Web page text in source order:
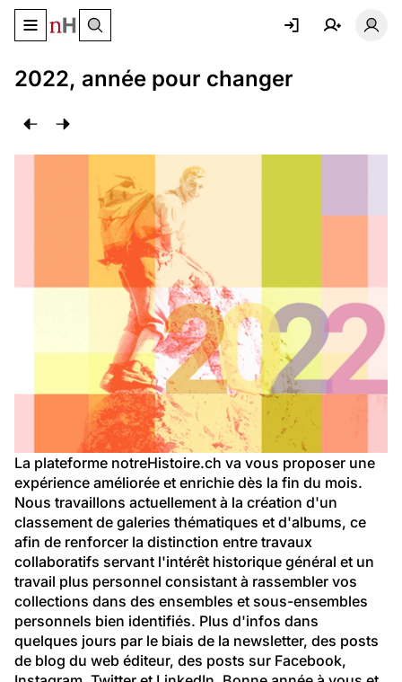
Basculer le menu de navigation
2022, année pour changer
La plateforme notreHistoire.ch va vous proposer une
expérience améliorée et enrichie dès la fin du mois.
Nous travaillons actuellement à la création d'un
classement de galeries thématiques et d'albums, ce
afin de renforcer la distinction entre travaux
collaboratifs servant l'intérêt historique général et un
travail plus personnel consistant à rassembler vos
collections dans des ensembles et sous-ensembles
personnels bien identifiés. Plus d'infos dans
quelques jours par le biais de la newsletter, des posts
de blog du web éditeur, des posts sur Facebook,